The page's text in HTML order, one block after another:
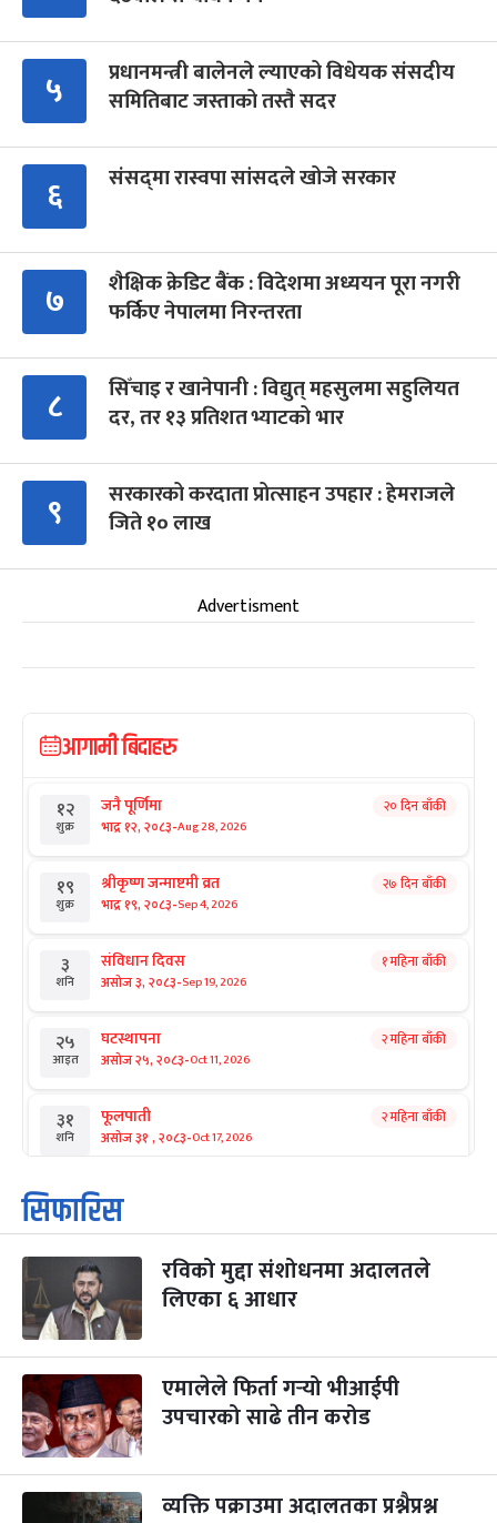
५
प्रधानमन्त्री बालेनले ल्याएको विधेयक संसदीय
समितिबाट जस्ताको तस्तै सदर
६ संसद्‍मा रास्वपा सांसदले खोजे सरकार
७
शैक्षिक क्रेडिट बैंक : विदेशमा अध्ययन पूरा नगरी
फर्किए नेपालमा निरन्तरता
८
सिँचाइ र खानेपानी : विद्युत् महसुलमा सहुलियत
दर, तर १३ प्रतिशत भ्याटको भार
९
सरकारको करदाता प्रोत्साहन उपहार : हेमराजले
जिते १० लाख
Advertisment
आगामी बिदाहरु
१२
शुक्र
जनै पूर्णिमा
भाद्र १२, २०८३-Aug 28, 2026
२० दिन बाँकी
१९
शुक्र
श्रीकृष्ण जन्माष्टमी व्रत
भाद्र १९, २०८३-Sep 4, 2026
२७ दिन बाँकी
३
शनि
संविधान दिवस
असोज ३, २०८३-Sep 19, 2026
१ महिना बाँकी
२५
आइत
घटस्थापना
असोज २५, २०८३-Oct 11, 2026
२ महिना बाँकी
३१
शनि
फूलपाती
असोज ३१ , २०८३-Oct 17, 2026
२ महिना बाँकी
१
आइत
कार्तिक सङ्क्रान्ति
कार्तिक १, २०८३
मंगल कार्तिक ३, २०८३-Oct 20, 2026
२ महिना बाँकी
४
बुध कार्तिक ४, २०८३ Oct 21, 2026
५
बिहि
पापा‌ङ्कुशा एकादशी व्रत
कार्तिक ५, २०८३
२२ कुकुर तिहार ३ महिना बाँकी
सिफारिस
रविको मुद्दा संशोधनमा अदालतले
लिएका ६ आधार
एमालेले फिर्ता गर्‍यो भीआईपी
उपचारको साढे तीन करोड
व्यक्ति पक्राउमा अदालतका प्रश्नैप्रश्न